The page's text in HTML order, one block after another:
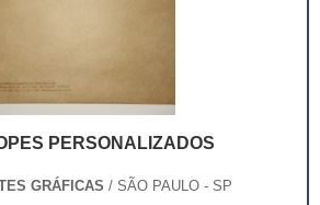
PERSONALIZADOS
GRÁFICAS / SÃO PAULO - SP